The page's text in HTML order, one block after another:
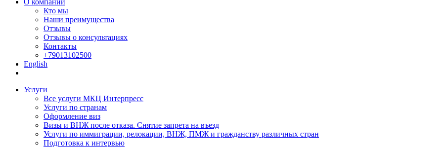
О компании
Кто мы
Наши преимущества
Отзывы
Отзывы о консультациях
Контакты
+79013102500
English
Услуги
Все услуги МКЦ Интерпресс
Услуги по странам
Оформление виз
Визы и ВНЖ после отказа. Снятие запрета на въезд
Услуги по иммиграции, релокации, ВНЖ, ПМЖ и гражданству различных стран
Подготовка к интервью